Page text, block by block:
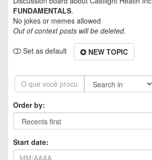
FUNDAMENTALS.
No jokes or memes allowed
Out of context posts will be deleted.
Set as default
NEW TOPIC
Order by:
Start date: